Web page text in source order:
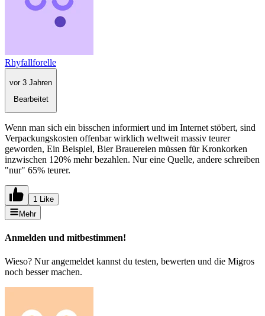
Rhyfallforelle
vor 3 Jahren
Bearbeitet
Wenn man sich ein bisschen informiert und im Internet stöbert, sind
Verpackungskosten offenbar wirklich weltweit massiv teurer
geworden, Ein Beispiel, Bier Brauereien müssen für Kronkorken
inzwischen 120% mehr bezahlen. Nur eine Quelle, andere schreiben
"nur" 65% teurer.
1 Like
Mehr
Anmelden und mitbestimmen!
Wieso? Nur angemeldet kannst du testen, bewerten und die Migros
noch besser machen.